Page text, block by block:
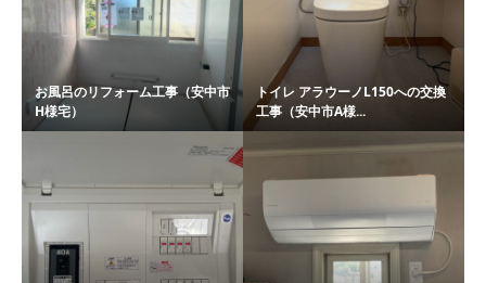
お風呂のリフォーム工事（安中市
H様宅）
トイレ アラウーノL150への交換
工事（安中市A様...